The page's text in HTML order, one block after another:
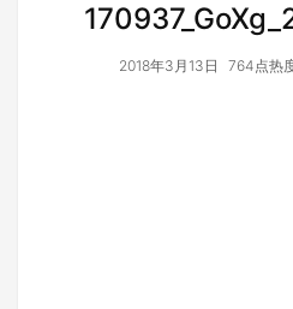
2018年3月13日 764点热